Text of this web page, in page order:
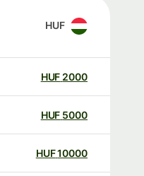
HUF
2000
HUF
5000
HUF
10000
HUF